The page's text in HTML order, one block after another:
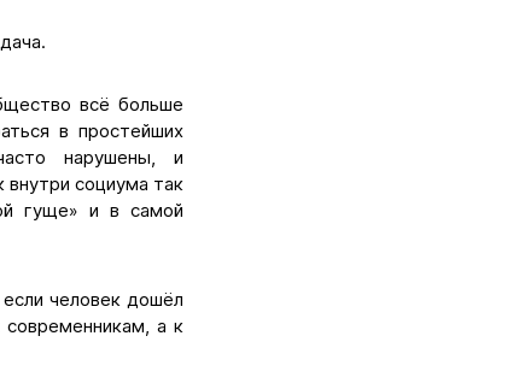
всё больше
в простейших
нарушены, и
социума так
гуще» и в самой
человек дошёл
а к